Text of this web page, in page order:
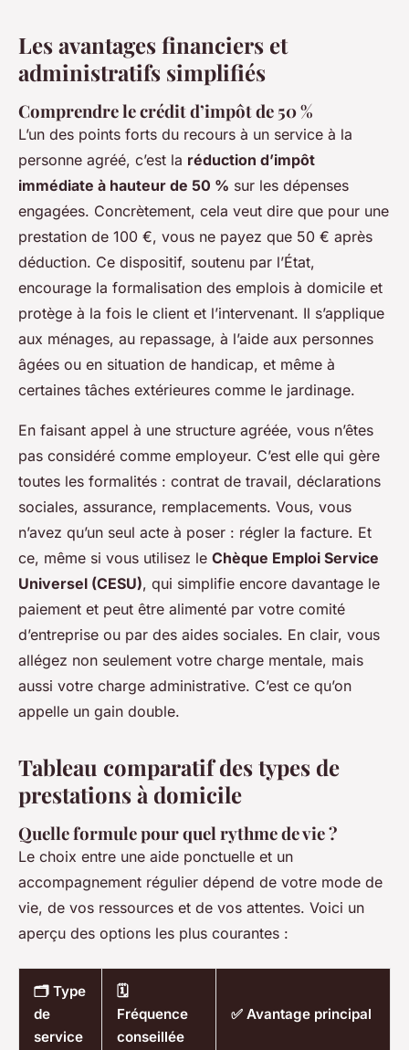
Les avantages financiers et
administratifs simplifiés
Comprendre le crédit d’impôt de 50 %
L’un des points forts du recours à un service à la
personne agréé, c’est la réduction d’impôt
immédiate à hauteur de 50 % sur les dépenses
engagées. Concrètement, cela veut dire que pour une
prestation de 100 €, vous ne payez que 50 € après
déduction. Ce dispositif, soutenu par l’État,
encourage la formalisation des emplois à domicile et
protège à la fois le client et l’intervenant. Il s’applique
aux ménages, au repassage, à l’aide aux personnes
âgées ou en situation de handicap, et même à
certaines tâches extérieures comme le jardinage.
En faisant appel à une structure agréée, vous n’êtes
pas considéré comme employeur. C’est elle qui gère
toutes les formalités : contrat de travail, déclarations
sociales, assurance, remplacements. Vous, vous
n’avez qu’un seul acte à poser : régler la facture. Et
ce, même si vous utilisez le Chèque Emploi Service
Universel (CESU), qui simplifie encore davantage le
paiement et peut être alimenté par votre comité
d’entreprise ou par des aides sociales. En clair, vous
allégez non seulement votre charge mentale, mais
aussi votre charge administrative. C’est ce qu’on
appelle un gain double.
Tableau comparatif des types de
prestations à domicile
Quelle formule pour quel rythme de vie ?
Le choix entre une aide ponctuelle et un
accompagnement régulier dépend de votre mode de
vie, de vos ressources et de vos attentes. Voici un
aperçu des options les plus courantes :
🗂️ Type
de
service
🗓️
Fréquence
conseillée
✅ Avantage principal